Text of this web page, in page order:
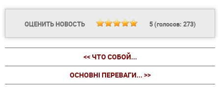
ОЦЕНИТЬ НОВОСТЬ 5(голосов: 273)
<< ЧТО СОБОЙ...
ОСНОВНІ ПЕРЕВАГИ... >>